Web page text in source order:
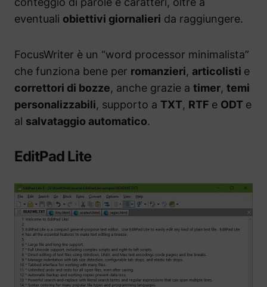
eventuali obiettivi giornalieri da raggiungere.
FocusWriter è un “word processor minimalista”
che funziona bene per romanzieri, articolisti e
correttori di bozze, anche grazie a timer, temi
personalizzabili, supporto a TXT, RTF e ODT e
al salvataggio automatico.
EditPad Lite